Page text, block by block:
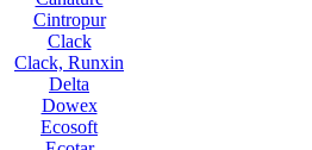
Cintropur
Clack
Clack, Runxin
Delta
Dowex
Ecosoft